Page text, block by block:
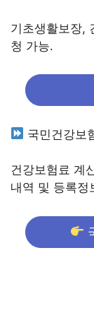
기초생활보장,
청 가능.
국민건강보
건강보험료 계
내역 및 등록정